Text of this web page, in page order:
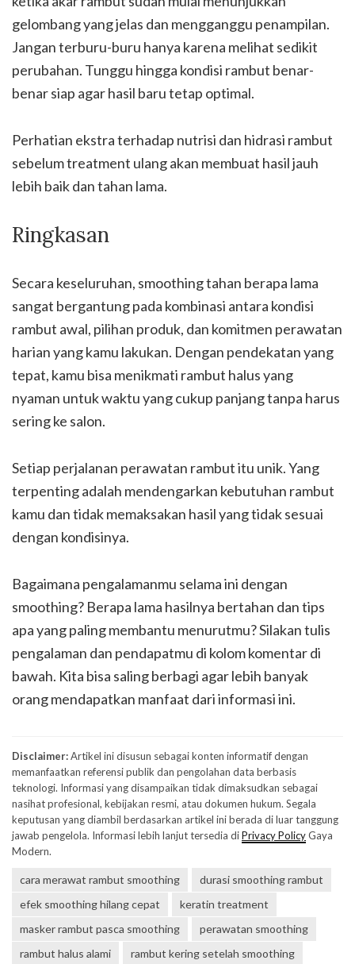
gelombang yang jelas dan mengganggu penampilan.
Jangan terburu-buru hanya karena melihat sedikit
perubahan. Tunggu hingga kondisi rambut benar-
benar siap agar hasil baru tetap optimal.
Perhatian ekstra terhadap nutrisi dan hidrasi rambut
sebelum treatment ulang akan membuat hasil jauh
lebih baik dan tahan lama.
Ringkasan
Secara keseluruhan, smoothing tahan berapa lama
sangat bergantung pada kombinasi antara kondisi
rambut awal, pilihan produk, dan komitmen perawatan
harian yang kamu lakukan. Dengan pendekatan yang
tepat, kamu bisa menikmati rambut halus yang
nyaman untuk waktu yang cukup panjang tanpa harus
sering ke salon.
Setiap perjalanan perawatan rambut itu unik. Yang
terpenting adalah mendengarkan kebutuhan rambut
kamu dan tidak memaksakan hasil yang tidak sesuai
dengan kondisinya.
Bagaimana pengalamanmu selama ini dengan
smoothing? Berapa lama hasilnya bertahan dan tips
apa yang paling membantu menurutmu? Silakan tulis
pengalaman dan pendapatmu di kolom komentar di
bawah. Kita bisa saling berbagi agar lebih banyak
orang mendapatkan manfaat dari informasi ini.
Disclaimer:Artikel ini disusun sebagai konten informatif dengan
memanfaatkan referensi publik dan pengolahan data berbasis
teknologi. Informasi yang disampaikan tidak dimaksudkan sebagai
nasihat profesional, kebijakan resmi, atau dokumen hukum. Segala
keputusan yang diambil berdasarkan artikel ini berada di luar tanggung
jawab pengelola. Informasi lebih lanjut tersedia diPrivacy PolicyGaya
Modern.
cara merawat rambut smoothing
durasi smoothing rambut
efek smoothing hilang cepat
keratin treatment
masker rambut pasca smoothing
perawatan smoothing
rambut halus alami
rambut kering setelah smoothing